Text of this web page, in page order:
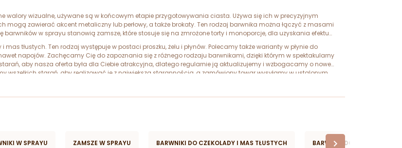
walory wizualne, używane są w końcowym etapie przygotowywania ciasta. Używa się ich w precyzyjnym
zawierać akcent metaliczny lub perłowy, a także brokaty. Ten rodzaj barwnika można łączyć z masami
w sprayu stanowią zamsze, które stosuje się na zmrożone torty i monoporcje, dla uzyskania efektu
tłustych. Ten rodzaj występuje w postaci proszku, żelu i płynów. Polecamy także warianty w płynie do
napojów. Zachęcamy Cię do zapoznania się z różnego rodzaju barwnikami, dzięki którym w spektakularny
aby nasza oferta była dla Ciebie atrakcyjna, dlatego regularnie ją aktualizujemy i wzbogacamy o nowe
wszelkich starań, aby realizować je z największą starannością, a zamówiony towar wysyłamy w ustalonym
zadowolonych klientów. Nasi pracownicy pozostają do Twojej dyspozycji i służą pomocą na każdym etapie
W SPRAYU ZAMSZE W SPRAYU BARWNIKI DO CZEKOLADY I MAS TŁUSTYCH BARWNIKI DO AEROGRAFU